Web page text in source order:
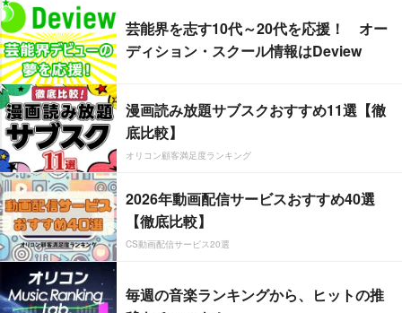
芸能界を志す10代～20代を応援！ オー
ディション・スクール情報はDeview
漫画読み放題サブスクおすすめ11選【徹
底比較】
オリコン顧客満足度ランキング
2026年動画配信サービスおすすめ40選
【徹底比較】
CS動画配信サービス20選
毎週の音楽ランキングから、ヒットの推